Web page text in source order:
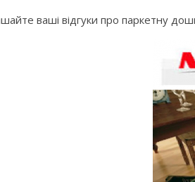
ваші відгуки про паркетну